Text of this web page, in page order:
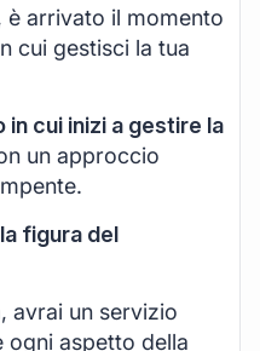
è arrivato il momento
cui gestisci la tua
in cui inizi a gestire la
un approccio
figura del
avrai un servizio
ogni aspetto della